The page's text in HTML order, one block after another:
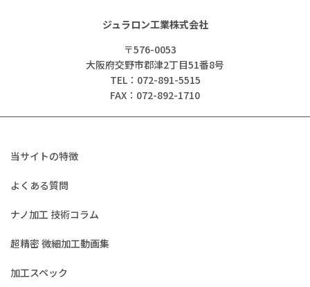
ジュラロン工業株式会社
〒576-0053
大阪府交野市郡津2丁目51番8号
TEL：072-891-5515
FAX：072-892-1710
当サイトの特徴
よくある質問
ナノ加工 技術コラム
超精密 微細加工動画集
加工スペック